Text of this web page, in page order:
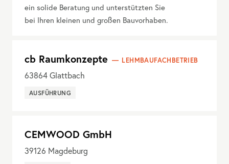
ein solide Beratung und unterstützten Sie
bei Ihren kleinen und großen Bauvorhaben.
cb Raumkonzepte LEHMBAUFACHBETRIEB
63864Glattbach
AUSFÜHRUNG
CEMWOOD GmbH
39126 Magdeburg